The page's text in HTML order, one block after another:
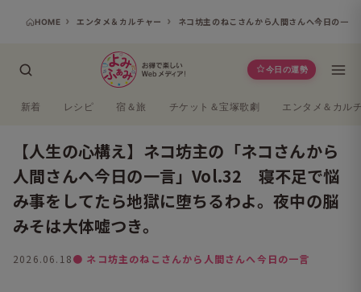
HOME エンタメ＆カルチャー ネコ坊主のねこさんから人間さんへ今日の一言
今日の運勢
新着 レシピ 宿＆旅 チケット＆宝塚歌劇 エンタメ＆カル
【人生の心構え】ネコ坊主の「ネコさんから
人間さんへ今日の一言」Vol.32 寝不足で悩
み事をしてたら地獄に堕ちるわよ。夜中の脳
みそは大体嘘つき。
2026.06.18● ネコ坊主のねこさんから人間さんへ今日の一言